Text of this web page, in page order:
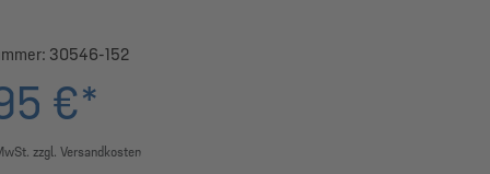
30546-152
€*
zzgl. Versandkosten